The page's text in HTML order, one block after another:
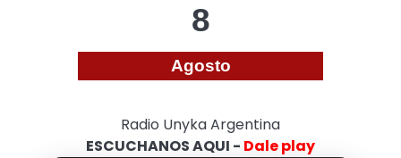
8
Agosto
Radio Unyka Argentina
ESCUCHANOS AQUI - Dale play